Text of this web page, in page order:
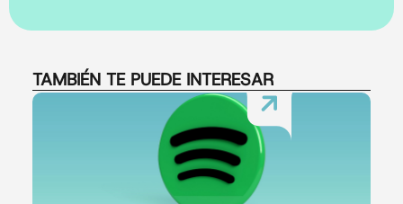
TAMBIÉN TE PUEDE INTERESAR